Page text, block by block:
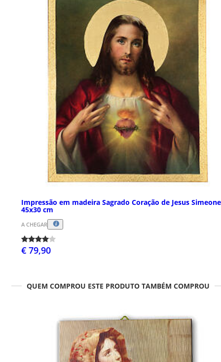
Impressão em madeira Sagrado Coração de Jesus Simeone
45x30 cm
A CHEGAR
€ 79,90
QUEM COMPROU ESTE PRODUTO TAMBÉM COMPROU